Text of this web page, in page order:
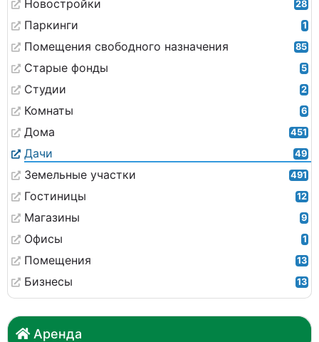
Новостройки 28
Паркинги 1
Помещения свободного назначения 85
Старые фонды 5
Студии 2
Комнаты 6
Дома 451
Дачи 49
Земельные участки 491
Гостиницы 12
Магазины 9
Офисы 1
Помещения 13
Бизнесы 13
Аренда